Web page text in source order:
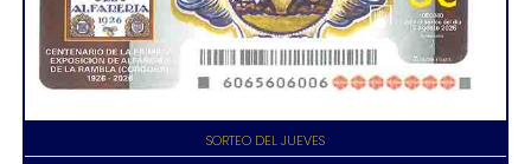
SORTEO DEL JUEVES